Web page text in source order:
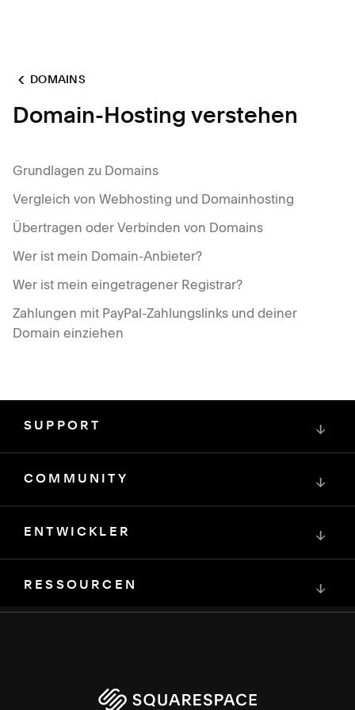
DOMAINS
Domain-Hosting verstehen
Grundlagen zu Domains
Vergleich von Webhosting und Domainhosting
Übertragen oder Verbinden von Domains
Wer ist mein Domain-Anbieter?
Wer ist mein eingetragener Registrar?
Zahlungen mit PayPal-Zahlungslinks und deiner
Domain einziehen
SUPPORT ↓
COMMUNITY ↓
ENTWICKLER ↓
RESSOURCEN ↓